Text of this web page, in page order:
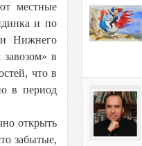
местные
и по
Нижнего
в
что в
в период
открыть
забытые,